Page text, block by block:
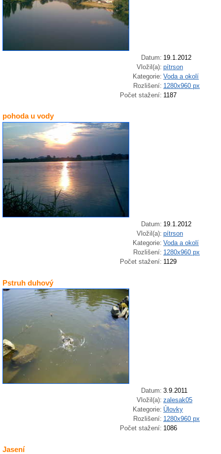
Datum: 19.1.2012
Vložil(a): pítrson
Kategorie: Voda a okolí
Rozlišení: 1280x960 px
Počet stažení: 1187
pohoda u vody
Datum: 19.1.2012
Vložil(a): pítrson
Kategorie: Voda a okolí
Rozlišení: 1280x960 px
Počet stažení: 1129
Pstruh duhový
Datum: 3.9.2011
Vložil(a): zalesak05
Kategorie: Úlovky
Rozlišení: 1280x960 px
Počet stažení: 1086
Jasení